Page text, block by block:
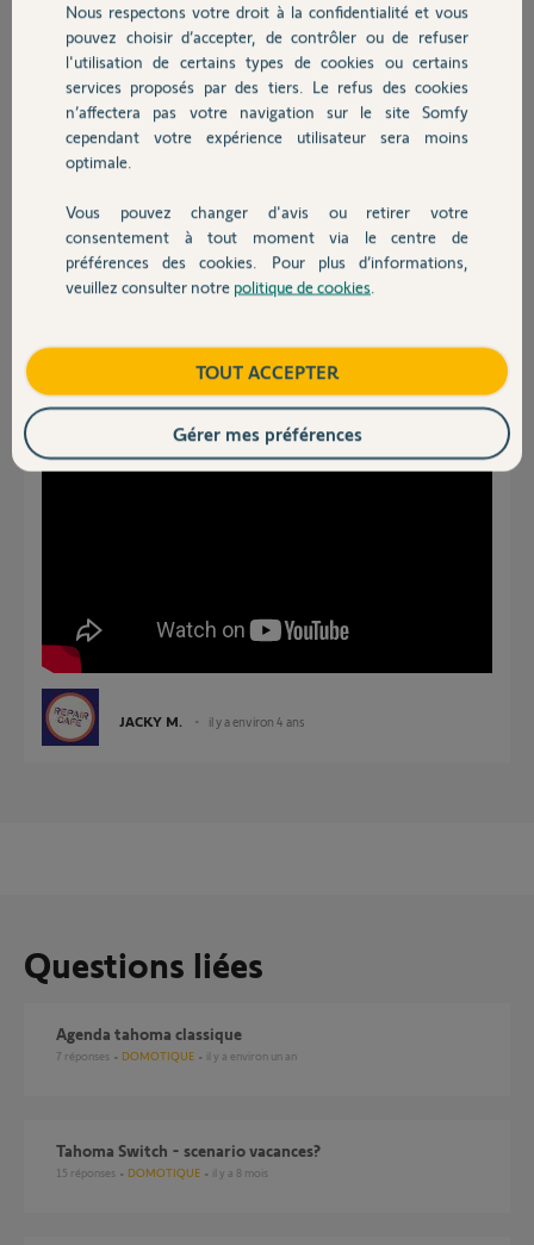
Chauffage
Autres produits
Devis avec un pro
Contact
est-ce ces corrections sont prévues?
Merci beaucoup
il y a environ 4 ans
Réponses
Bonsoir Francois
Voici le tuto pour uiliser l'agenda
JACKY M. il y a environ 4 ans
Questions liées
agenda tahoma classique
7 réponses DOMOTIQUE il y a environ un an
Tahoma Switch - scenario vacances?
15 réponses DOMOTIQUE il y a 8 mois
Nous respectons votre droit à la confidentialité et vous
pouvez choisir d’accepter, de contrôler ou de refuser
l'utilisation de certains types de cookies ou certains
services proposés par des tiers. Le refus des cookies
n’affectera pas votre navigation sur le site Somfy
cependant votre expérience utilisateur sera moins
optimale.
Vous pouvez changer d'avis ou retirer votre
consentement à tout moment via le centre de
préférences des cookies. Pour plus d’informations,
veuillez consulter notre politique de cookies
TOUT ACCEPTER
Gérer mes préférences